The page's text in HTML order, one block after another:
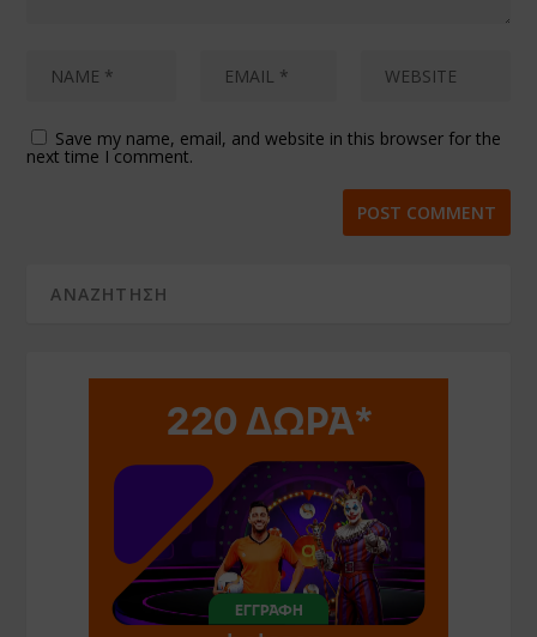
Save my name, email, and website in this browser for the
next time I comment.